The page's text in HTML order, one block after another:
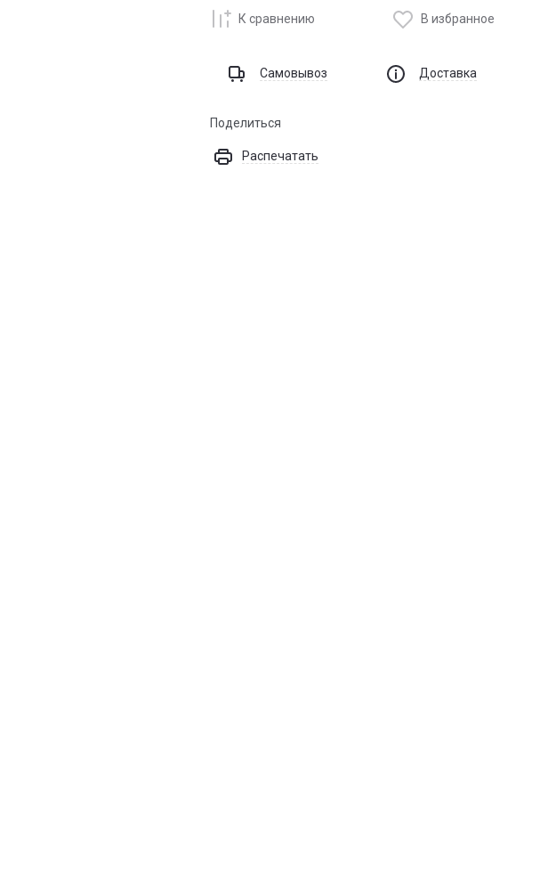
К сравнению В избранное
Самовывоз Доставка
Поделиться
Распечатать